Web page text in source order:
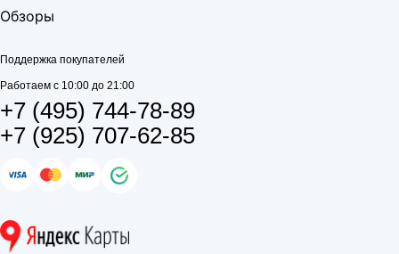
Обзоры
Поддержка покупателей
Работаем с 10:00 до 21:00
+7 (495) 744-78-89
+7 (925) 707-62-85